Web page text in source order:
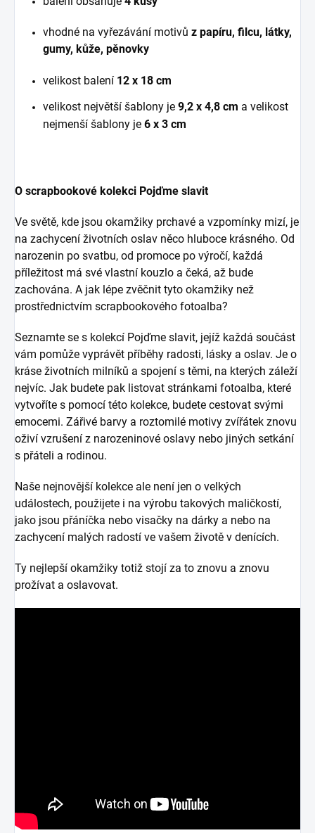
vhodné na vyřezávání motivů z papíru, filcu, látky,
gumy, kůže, pěnovky
velikost balení 12 x 18 cm
velikost největší šablony je 9,2 x 4,8 cm a velikost
nejmenší šablony je 6 x 3 cm
O scrapbookové kolekci Pojďme slavit
Ve světě, kde jsou okamžiky prchavé a vzpomínky mizí, je
na zachycení životních oslav něco hluboce krásného. Od
narozenin po svatbu, od promoce po výročí, každá
příležitost má své vlastní kouzlo a čeká, až bude
zachována. A jak lépe zvěčnit tyto okamžiky než
prostřednictvím scrapbookového fotoalba?
Seznamte se s kolekcí Pojďme slavit, jejíž každá součást
vám pomůže vyprávět příběhy radosti, lásky a oslav. Je o
kráse životních milníků a spojení s těmi, na kterých záleží
nejvíc. Jak budete pak listovat stránkami fotoalba, které
vytvoříte s pomocí této kolekce, budete cestovat svými
emocemi. Zářivé barvy a roztomilé motivy zvířátek znovu
oživí vzrušení z narozeninové oslavy nebo jiných setkání
s přáteli a rodinou.
Naše nejnovější kolekce ale není jen o velkých
událostech, použijete i na výrobu takových maličkostí,
jako jsou přáníčka nebo visačky na dárky a nebo na
zachycení malých radostí ve vašem životě v denících.
Ty nejlepší okamžiky totiž stojí za to znovu a znovu
prožívat a oslavovat.